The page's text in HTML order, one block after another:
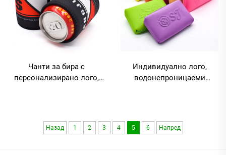
Чанти за бира с
персонализирано лого,
дръжка
Индивидуално лого,
водонепроницаеми
молцова ципа
Назад 1 2 3 4 5 6 Напред